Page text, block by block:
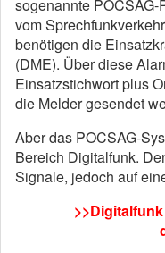
sogenannte
vom
benötigen die
(DME). Über diese
Einsatzstichwort plus
die Melder gesendet
Aber das POCSAG-
Bereich Digitalfunk.
Signale, jedoch auf